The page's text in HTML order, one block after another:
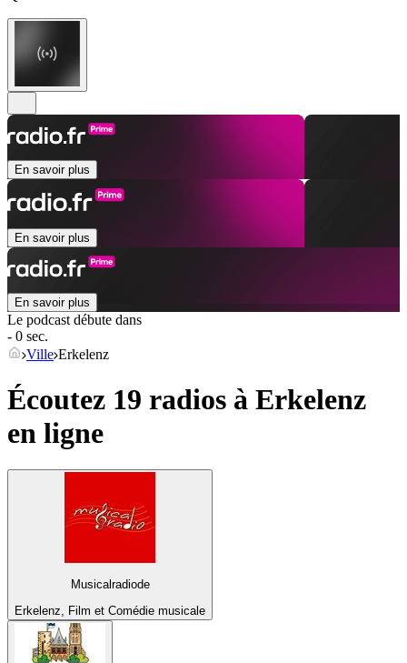
En savoir plus
En savoir plus
En savoir plus
Le podcast débute dans
- 0 sec.
Ville Erkelenz
Écoutez 19 radios à Erkelenz
en ligne
Musicalradiode
Erkelenz, Film et Comédie musicale